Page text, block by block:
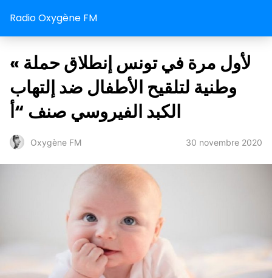
Radio Oxygène FM
« لأول مرة في تونس إنطلاق حملة
وطنية لتلقيح الأطفال ضد إلتهاب
الكبد الفيروسي صنف “أ
Oxygène FM 30 novembre 2020